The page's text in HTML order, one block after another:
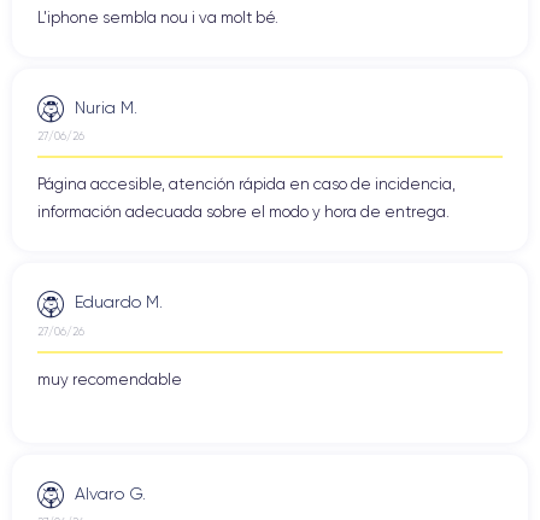
L'iphone sembla nou i va molt bé.
Nuria M.
27/06/26
Página accesible, atención rápida en caso de incidencia,
información adecuada sobre el modo y hora de entrega.
Eduardo M.
27/06/26
muy recomendable
Alvaro G.